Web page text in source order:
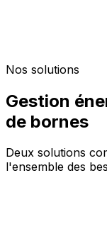
Nos solutions
Gestion
de bornes
Deux solutions
l'ensemble des